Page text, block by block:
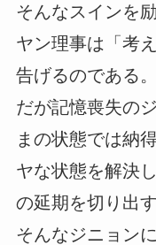
そんなスインを
ヤン理事は「考
告げるのである。
だが記憶喪失の
まの状態では納
ヤな状態を解決
の延期を切り出
そんなジニョン